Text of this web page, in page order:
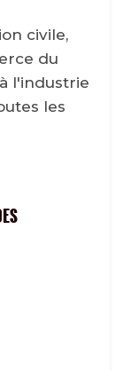
civile,
du
l'industrie
les